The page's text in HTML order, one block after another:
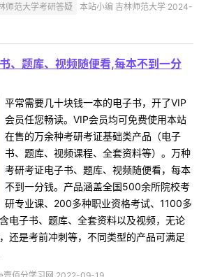
师范大学考研答疑
本站小编 吉林师范大学 2024-
、题库、视频随便看,每本不到一分
平常需要几十块钱一本的电子书，开了VIP
会员任您畅读。VIP会员均可免费使用本站
在售的万余种考研考证基础类产品（电子
书、题库、视频课程、全套资料等）。万种
考研考证电子书、题库、视频随便看，每本
不到一分钱。产品涵盖全国500余所院校考
研专业课、200多种职业资格考试、1100多
电子书、题库、全套资料以及视频，无论
还是考前冲刺等，不同类型的产品可满足